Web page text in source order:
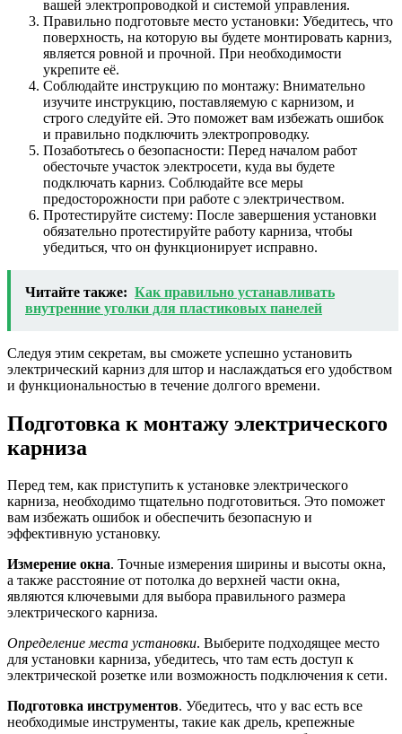
вашей электропроводкой и системой управления.
Правильно подготовьте место установки: Убедитесь, что
поверхность, на которую вы будете монтировать карниз,
является ровной и прочной. При необходимости
укрепите её.
Соблюдайте инструкцию по монтажу: Внимательно
изучите инструкцию, поставляемую с карнизом, и
строго следуйте ей. Это поможет вам избежать ошибок
и правильно подключить электропроводку.
Позаботьтесь о безопасности: Перед началом работ
обесточьте участок электросети, куда вы будете
подключать карниз. Соблюдайте все меры
предосторожности при работе с электричеством.
Протестируйте систему: После завершения установки
обязательно протестируйте работу карниза, чтобы
убедиться, что он функционирует исправно.
Читайте также: Как правильно устанавливать
внутренние уголки для пластиковых панелей
Следуя этим секретам, вы сможете успешно установить
электрический карниз для штор и наслаждаться его удобством
и функциональностью в течение долгого времени.
Подготовка к монтажу электрического
карниза
Перед тем, как приступить к установке электрического
карниза, необходимо тщательно подготовиться. Это поможет
вам избежать ошибок и обеспечить безопасную и
эффективную установку.
Измерение окна. Точные измерения ширины и высоты окна,
а также расстояние от потолка до верхней части окна,
являются ключевыми для выбора правильного размера
электрического карниза.
Определение места установки. Выберите подходящее место
для установки карниза, убедитесь, что там есть доступ к
электрической розетке или возможность подключения к сети.
Подготовка инструментов. Убедитесь, что у вас есть все
необходимые инструменты, такие как дрель, крепежные